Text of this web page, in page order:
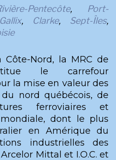
Pentecôte, Port-
Gallix, Clarke, Sept-Îles,
Nord, la MRC de
le carrefour
la mise en valeur des
nord québécois, de
ferroviaires et
dont le plus
en Amérique du
industrielles des
Mittal et I.O.C. et